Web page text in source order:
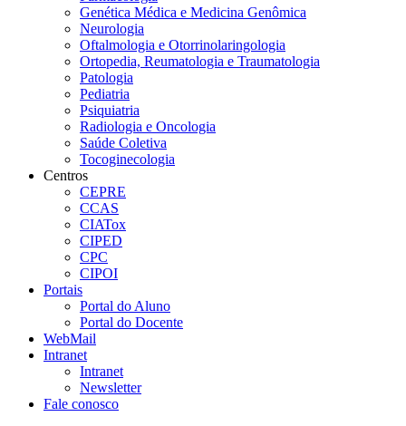
Genética Médica e Medicina Genômica
Neurologia
Oftalmologia e Otorrinolaringologia
Ortopedia, Reumatologia e Traumatologia
Patologia
Pediatria
Psiquiatria
Radiologia e Oncologia
Saúde Coletiva
Tocoginecologia
Centros
CEPRE
CCAS
CIATox
CIPED
CPC
CIPOI
Portais
Portal do Aluno
Portal do Docente
WebMail
Intranet
Intranet
Newsletter
Fale conosco